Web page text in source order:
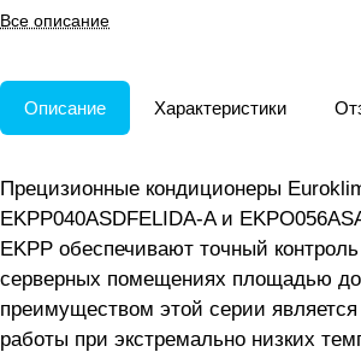
серверных помещений до −40
°C.
Все описание
Описание Характеристики
Прецизионные кондиционеры
EKPP040ASDFELIDA-A и
EKPP обеспечивают точный
серверных помещениях площадью
преимуществом этой серии
работы при экстремально низких